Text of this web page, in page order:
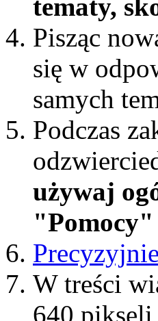
tematy,
Pisząc
się w
samych
Podczas
używaj
"Pomocy"
Precyzyjnie
W treści
640